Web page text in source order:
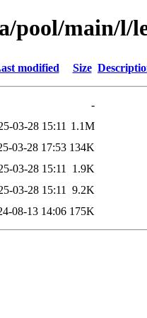
pool/main/l/
modified Size
-
03-28 15:11 1.1M
03-28 17:53 134K
03-28 15:11
1.9K
03-28 15:11
9.2K
08-13 14:06 175K